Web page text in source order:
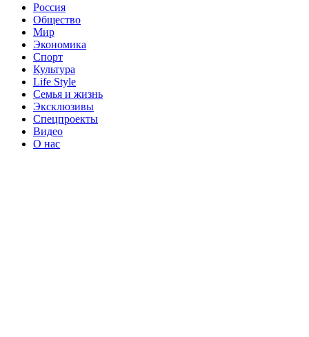
Россия
Общество
Мир
Экономика
Спорт
Культура
Life Style
Семья и жизнь
Эксклюзивы
Спецпроекты
Видео
О нас